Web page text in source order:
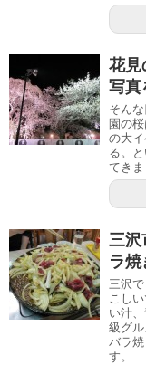
花見
写真
そん
園の
の大
る。
てきま
三沢
ラ
三沢
こし
い汁
級グ
バラ
す。